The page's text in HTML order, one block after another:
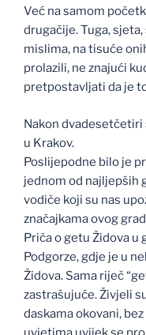
Već na samom
drugačije. Tuga,
mislima, na tisuće
prolazili, ne znajući
pretpostavljati da je
Nakon
u Krakov.
Poslijepodne bilo je
jednom od najljepših
vodiče koji su nas
značajkama ovog
Priča o getu Židova u
Podgorze, gdje je u
Židova. Sama riječ
zastrašujuće. Živjeli
daskama okovani,